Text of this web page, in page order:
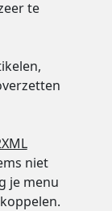
te
niet
je menu